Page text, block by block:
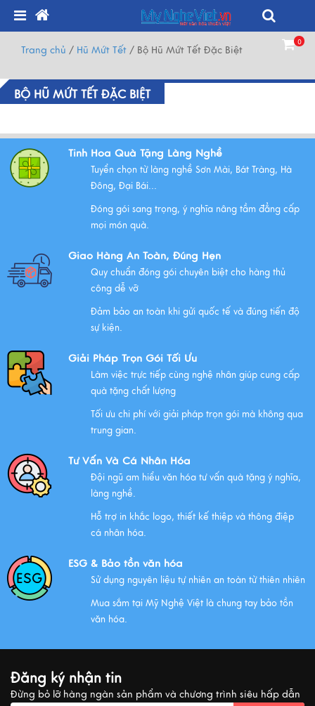
0
Trang chủ / Hũ Mứt Tết / Bộ Hũ Mứt Tết Đặc Biệt
BỘ HŨ MỨT TẾT ĐẶC BIỆT
Tinh Hoa Quà Tặng Làng Nghề
Tuyển chọn từ làng nghề Sơn Mài, Bát Tràng, Hà
Đông, Đại Bái...
Đóng gói sang trọng, ý nghĩa nâng tầm đẳng cấp
mọi món quà.
Giao Hàng An Toàn, Đúng Hẹn
Quy chuẩn đóng gói chuyên biệt cho hàng thủ
công dễ vỡ
Đảm bảo an toàn khi gửi quốc tế và đúng tiến độ
sự kiện.
Giải Pháp Trọn Gói Tối Ưu
Làm việc trực tiếp cùng nghệ nhân giúp cung cấp
quà tặng chất lượng
Tối ưu chi phí với giải pháp trọn gói mà không qua
trung gian.
Tư Vấn Và Cá Nhân Hóa
Đội ngũ am hiểu văn hóa tư vấn quà tặng ý nghĩa,
làng nghề.
Hỗ trợ in khắc logo, thiết kế thiệp và thông điệp
cá nhân hóa.
ESG & Bảo tồn văn hóa
Sử dụng nguyên liệu tự nhiên an toàn từ thiên nhiên
Mua sắm tại Mỹ Nghệ Việt là chung tay bảo tồn
văn hóa.
Đăng ký nhận tin
Đừng bỏ lỡ hàng ngàn sản phẩm và chương trình siêu hấp dẫn